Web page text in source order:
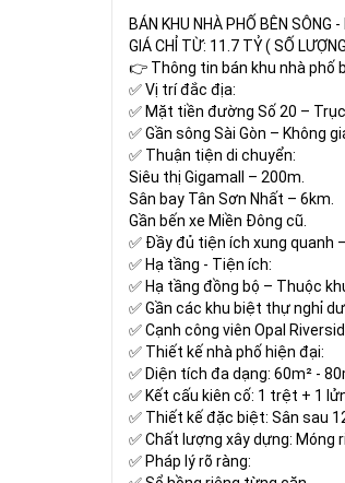
BÁN KHU NHÀ PHỐ BÊN
GIÁ CHỈ TỪ: 11.7 TỶ ( SỐ
👉 Thông tin bán khu nhà phố
✅ Vị trí đắc địa:
✅ Mặt tiền đường Số 20 –
✅ Gần sông Sài Gòn – Không
✅ Thuận tiện di chuyển:
Siêu thị Gigamall – 200m.
Sân bay Tân Sơn Nhất – 6km.
Gần bến xe Miền Đông cũ.
✅ Đầy đủ tiện ích xung quanh
✅ Hạ tầng - Tiện ích:
✅ Hạ tầng đồng bộ – Thuộc
✅ Gần các khu biệt thự nghỉ
✅ Cạnh công viên Opal
✅ Thiết kế nhà phố hiện đại:
✅ Diện tích đa dạng: 60m² -
✅ Kết cấu kiên cố: 1 trệt + 1
✅ Thiết kế đặc biệt: Sân sau
✅ Chất lượng xây dựng: Móng
✅ Pháp lý rõ ràng: